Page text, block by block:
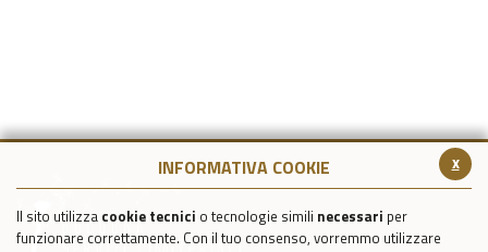
x
INFORMATIVA COOKIE
Il sito utilizza cookie tecnici o tecnologie simili necessari per
funzionare correttamente. Con il tuo consenso, vorremmo utilizzare